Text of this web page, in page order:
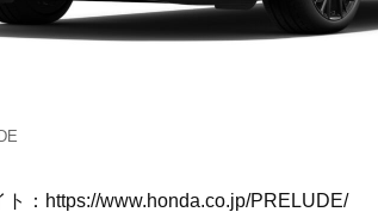
ト：https://www.honda.co.jp/PRELUDE/